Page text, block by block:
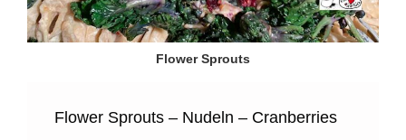
Flower Sprouts
Flower Sprouts – Nudeln – Cranberries